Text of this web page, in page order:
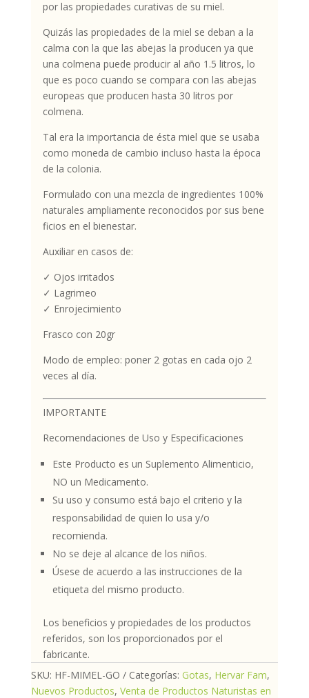
por las propiedades curativas de su miel.
Quizás las propiedades de la miel se deban a la
calma con la que las abejas la producen ya que
una colmena puede producir al año 1.5 litros, lo
que es poco cuando se compara con las abejas
europeas que producen hasta 30 litros por
colmena.
Tal era la importancia de ésta miel que se usaba
como moneda de cambio incluso hasta la época
de la colonia.
Formulado con una mezcla de ingredientes 100%
naturales ampliamente reconocidos por sus bene
ficios en el bienestar.
Auxiliar en casos de:
✓ Ojos irritados
✓ Lagrimeo
✓ Enrojecimiento
Frasco con 20gr
Modo de empleo: poner 2 gotas en cada ojo 2
veces al día.
IMPORTANTE
Recomendaciones de Uso y Especificaciones
Este Producto es un Suplemento Alimenticio,
NO un Medicamento.
Su uso y consumo está bajo el criterio y la
responsabilidad de quien lo usa y/o
recomienda.
No se deje al alcance de los niños.
Úsese de acuerdo a las instrucciones de la
etiqueta del mismo producto.
Los beneficios y propiedades de los productos
referidos, son los proporcionados por el
fabricante.
SKU: HF-MIMEL-GO Categorías: Gotas, Hervar Fam,
Nuevos Productos, Venta de Productos Naturistas en